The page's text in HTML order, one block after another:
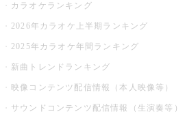
カラオケランキング
2026年カラオケ上半期ランキング
2025年カラオケ年間ランキング
新曲トレンドランキング
映像コンテンツ配信情報（本人映像等）
サウンドコンテンツ配信情報（生演奏等）